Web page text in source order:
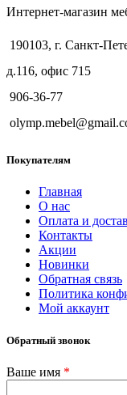
Интернет-магазин
190103, г. Санкт-
д.116, офис 715
906-36-77
Покупателям
Главная
О нас
Оплата и
Контакты
Акции
Новинки
Обратная связь
Политика
Мой аккаунт
Обратный звонок
Ваше имя *